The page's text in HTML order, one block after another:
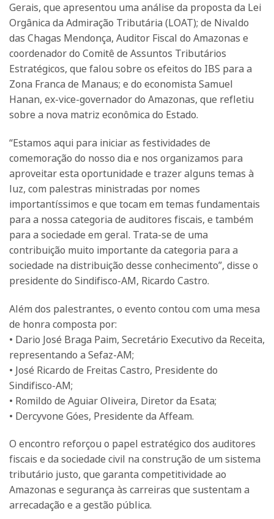
Gerais, que apresentou uma análise da proposta da Lei
Orgânica da Admiração Tributária (LOAT); de Nivaldo
das Chagas Mendonça, Auditor Fiscal do Amazonas e
coordenador do Comitê de Assuntos Tributários
Estratégicos, que falou sobre os efeitos do IBS para a
Zona Franca de Manaus; e do economista Samuel
Hanan, ex-vice-governador do Amazonas, que refletiu
sobre a nova matriz econômica do Estado.
“Estamos aqui para iniciar as festividades de
comemoração do nosso dia e nos organizamos para
aproveitar esta oportunidade e trazer alguns temas à
luz, com palestras ministradas por nomes
importantíssimos e que tocam em temas fundamentais
para a nossa categoria de auditores fiscais, e também
para a sociedade em geral. Trata-se de uma
contribuição muito importante da categoria para a
sociedade na distribuição desse conhecimento”, disse o
presidente do Sindifisco-AM, Ricardo Castro.
Além dos palestrantes, o evento contou com uma mesa
de honra composta por:
• Dario José Braga Paim, Secretário Executivo da Receita,
representando a Sefaz-AM;
• José Ricardo de Freitas Castro, Presidente do
Sindifisco-AM;
• Romildo de Aguiar Oliveira, Diretor da Esata;
• Dercyvone Góes, Presidente da Affeam.
O encontro reforçou o papel estratégico dos auditores
fiscais e da sociedade civil na construção de um sistema
tributário justo, que garanta competitividade ao
Amazonas e segurança às carreiras que sustentam a
arrecadação e a gestão pública.